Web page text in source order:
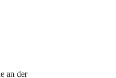
an der